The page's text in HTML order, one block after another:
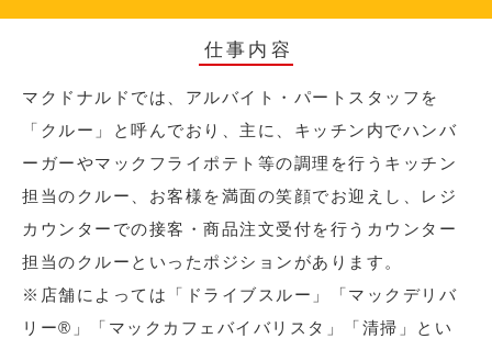
仕事内容
マクドナルドでは、アルバイト・パートスタッフを
「クルー」と呼んでおり、主に、キッチン内でハンバ
ーガーやマックフライポテト等の調理を行うキッチン
担当のクルー、お客様を満面の笑顔でお迎えし、レジ
カウンターでの接客・商品注文受付を行うカウンター
担当のクルーといったポジションがあります。
※店舗によっては「ドライブスルー」「マックデリバ
リー®︎」「マックカフェバイバリスタ」「清掃」とい